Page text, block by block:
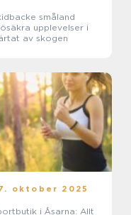
småland
upplevelser i
av skogen
oktober 2025
i Åsarna: Allt